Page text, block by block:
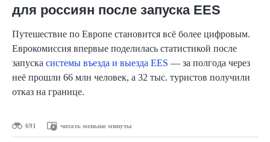
для россиян после запуска EES
Путешествие по Европе становится всё более цифровым.
Еврокомиссия впервые поделилась статистикой после
запуска системы въезда и выезда EES — за полгода через
неё прошли 66 млн человек, а 32 тыс. туристов получили
отказ на границе.
691 читать меньше минуты